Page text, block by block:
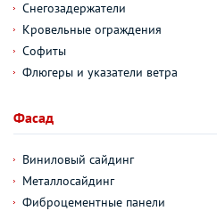
Снегозадержатели
Кровельные ограждения
Софиты
Флюгеры и указатели ветра
Фасад
Виниловый сайдинг
Металлосайдинг
Фиброцементные панели